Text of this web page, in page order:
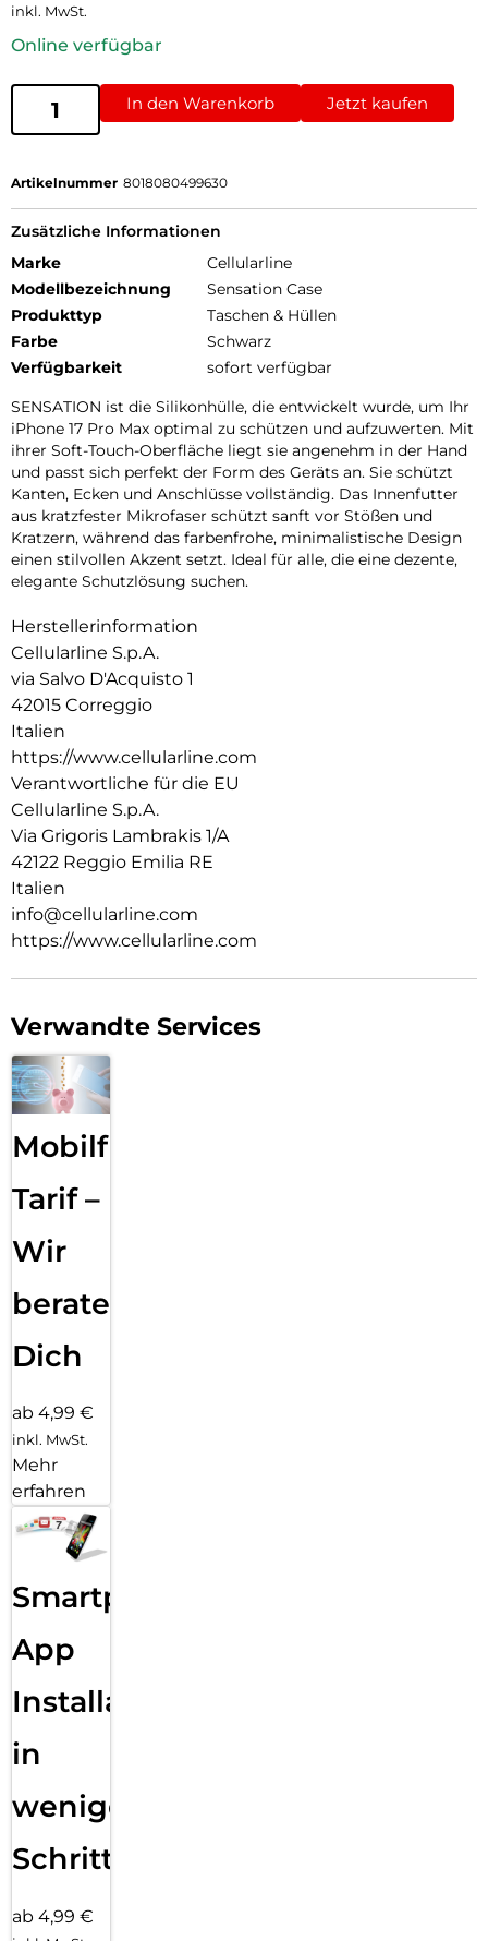
inkl. MwSt.
Online verfügbar
In den Warenkorb Jetzt kaufen
Artikelnummer 8018080499630
Zusätzliche Informationen
Marke
Cellularline
Modellbezeichnung
Sensation Case
Produkttyp
Taschen & Hüllen
Farbe
Schwarz
Verfügbarkeit
sofort verfügbar
SENSATION ist die Silikonhülle, die entwickelt wurde, um Ihr
iPhone 17 Pro Max optimal zu schützen und aufzuwerten. Mit
ihrer Soft-Touch-Oberfläche liegt sie angenehm in der Hand
und passt sich perfekt der Form des Geräts an. Sie schützt
Kanten, Ecken und Anschlüsse vollständig. Das Innenfutter
aus kratzfester Mikrofaser schützt sanft vor Stößen und
Kratzern, während das farbenfrohe, minimalistische Design
einen stilvollen Akzent setzt. Ideal für alle, die eine dezente,
elegante Schutzlösung suchen.
Herstellerinformation
Cellularline S.p.A.
via Salvo D'Acquisto 1
42015 Correggio
Italien
https://www.cellularline.com
Verantwortliche für die EU
Cellularline S.p.A.
Via Grigoris Lambrakis 1/A
42122 Reggio Emilia RE
Italien
info@cellularline.com
https://www.cellularline.com
Verwandte Services
Mobilfunk
Tarif –
Wir
beraten
Dich
ab 4,99 €
inkl. MwSt.
Mehr
erfahren
Smartphone
App
Installation
in
wenigen
Schritten
ab 4,99 €